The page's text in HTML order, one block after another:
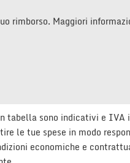
rimborso. Maggiori
sono indicativi e
le tue spese in modo
economiche e